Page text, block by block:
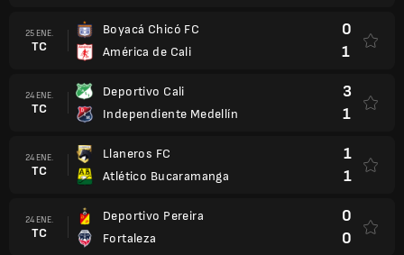
25 ENE.
TC
Boyacá Chicó FC
América de Cali
0
1
24 ENE.
TC
Deportivo Cali
Independiente Medellín
3
1
24 ENE.
TC
Llaneros FC
Atlético Bucaramanga
1
1
24 ENE.
TC
Deportivo Pereira
Fortaleza
0
0